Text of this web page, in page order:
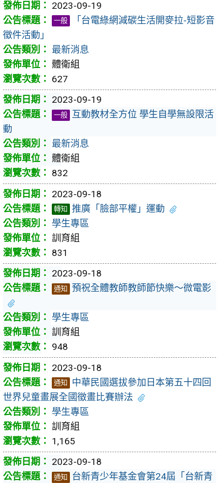
2023-09-19
一般
「台電綠網減碳生活開麥拉-短影音
徵件活動」
最新消息
體衛組
627
2023-09-19
一般 互動教材全方位 學生自學無設限活
動
最新消息
體衛組
832
2023-09-18
轉知
推廣「臉部平權」運動
學生專區
訓育組
831
2023-09-18
通知 預祝全體教師教師節快樂～微電影
學生專區
訓育組
948
2023-09-18
通知
中華民國選拔參加日本第五十四回
世界兒童畫展全國徵畫比賽辦法
學生專區
訓育組
1,165
2023-09-18
通知
台新青少年基金會第24屆「台新青